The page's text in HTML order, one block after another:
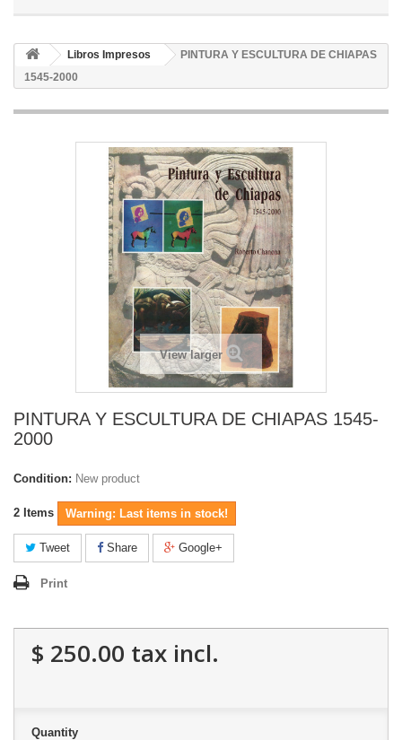
Libros Impresos
PINTURA Y ESCULTURA DE CHIAPAS
1545-2000
View larger
PINTURA Y ESCULTURA DE CHIAPAS 1545-
2000
Condition: New product
2 Items Warning: Last items in stock!
Tweet Share Google+
Print
$ 250.00 tax incl.
Quantity